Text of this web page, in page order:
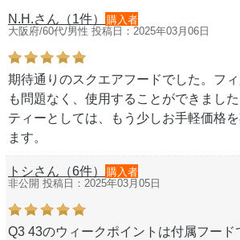
N.H.さん（1件）
購入者
大阪府/60代/男性 投稿日：2025年03月06日
期待通りのスクエアフードでした。フ
も問題なく、使用することができまし
ティーとしては、もう少しお手軽価格
ます。
トシさん（6件）
購入者
非公開 投稿日：2025年03月05日
Q3 43のウィークポイントは付属フー